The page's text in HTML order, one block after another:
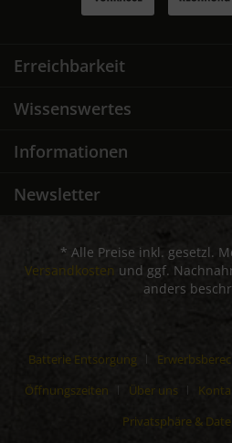
Erreichbarkeit
Wissenswertes
Informationen
Newsletter
* Alle Preise inkl. gesetzl.
Versandkosten und ggf.
anders
Batterie Entsorgung
Öffnungszeiten
Über uns
Privatsphäre &